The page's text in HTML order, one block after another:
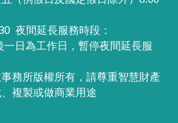
夜間延長服務時段：
日為工作日，暫停夜間延長服
務所版權所有，請尊重智慧財產
複製或做商業用途